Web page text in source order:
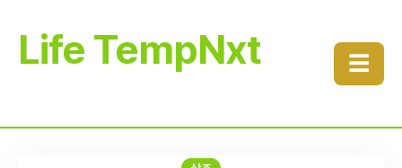
Life TempNxt ☰